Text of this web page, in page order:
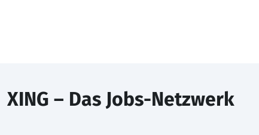
XING – Das Jobs-Netzwerk